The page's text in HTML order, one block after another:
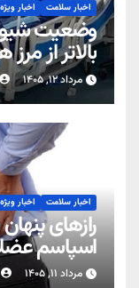
اخبار سلامت اخبار ویژه
وضعیت شیوع
بالاتر از
مرداد ۱۲, ۱۴۰۵
اخبار سلامت اخبار ویژه
رازهای
اسپاسم
مرداد ۱۱, ۱۴۰۵